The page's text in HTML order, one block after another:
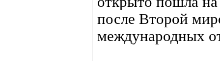
после Второй
международных